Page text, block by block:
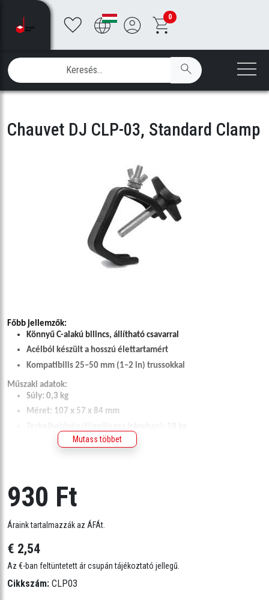
0
Chauvet DJ CLP-03, Standard Clamp
Főbb jellemzők:
Könnyű C-alakú bilincs, állítható csavarral
Acélból készült a hosszú élettartamért
Kompatibilis 25–50 mm (1–2 in) trussokkal
Műszaki adatok:
Súly: 0,3 kg
Méret: 107 x 57 x 84 mm
Csavar mérete: M8Mutass többet
930 Ft
Áraink tartalmazzák az ÁFÁt.
€ 2,54
Az €-ban feltüntetett ár csupán tájékoztató jellegű.
Cikkszám: CLP03